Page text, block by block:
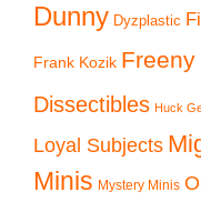
Dunny Dyzplastic
Frank Kozik Freeny
Dissectibles Huck
Loyal Subjects
Minis Mystery Minis